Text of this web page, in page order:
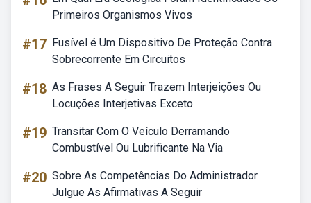
Primeiros Organismos Vivos
#17 Fusível é Um Dispositivo De Proteção Contra
Sobrecorrente Em Circuitos
#18 As Frases A Seguir Trazem Interjeições Ou
Locuções Interjetivas Exceto
#19 Transitar Com O Veículo Derramando
Combustível Ou Lubrificante Na Via
#20 Sobre As Competências Do Administrador
Julgue As Afirmativas A Seguir